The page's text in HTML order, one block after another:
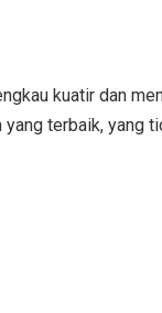
kuatir dan
terbaik, yang